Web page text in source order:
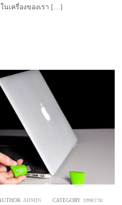
นเครื่องของเรา […]
ADMIN CATEGORY บทความ